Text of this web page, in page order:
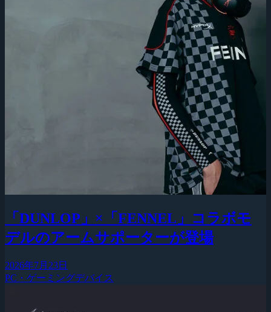
「DUNLOP」×「FENNEL」コラボモ
デルのアームサポーターが登場
2026年7月23日
PC・ゲーミングデバイス